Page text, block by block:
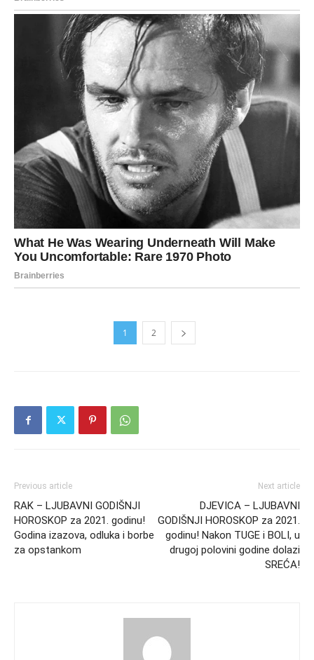
1 2
Previous article
RAK – LJUBAVNI GODIŠNJI
HOROSKOP za 2021. godinu!
Godina izazova, odluka i borbe
za opstankom
Next article
DJEVICA – LJUBAVNI
GODIŠNJI HOROSKOP za 2021.
godinu! Nakon TUGE i BOLI, u
drugoj polovini godine dolazi
SREĆA!